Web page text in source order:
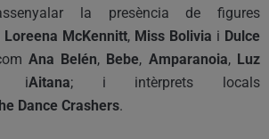
la presència de figures
Loreena McKennitt, Miss Bolivia i Dulce
Ana Belén, Bebe, Amparanoia, Luz
iAitana; i intèrprets locals
Dance Crashers.